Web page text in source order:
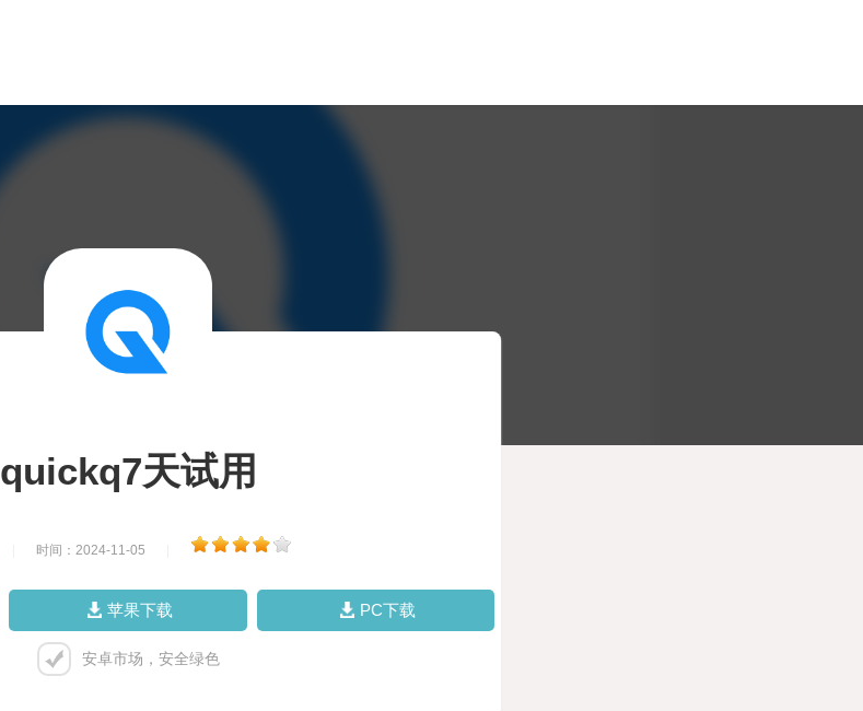
quickq7天试用
时间：2024-11-05
苹果下载 PC下载
安卓市场，安全绿色